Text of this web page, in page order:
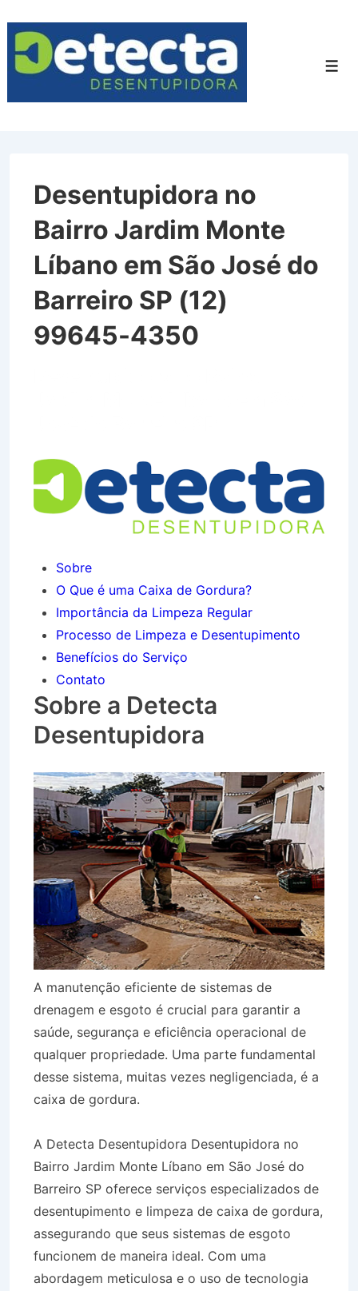
para
Conteúdo
Desentupidora no
Bairro Jardim Monte
Líbano em São José do
Barreiro SP (12)
99645-4350
Sobre
O Que é uma Caixa de Gordura?
Importância da Limpeza Regular
Processo de Limpeza e Desentupimento
Benefícios do Serviço
Contato
Sobre a Detecta
Desentupidora
A manutenção eficiente de sistemas de
drenagem e esgoto é crucial para garantir a
saúde, segurança e eficiência operacional de
qualquer propriedade. Uma parte fundamental
desse sistema, muitas vezes negligenciada, é a
caixa de gordura.
A Detecta Desentupidora Desentupidora no
Bairro Jardim Monte Líbano em São José do
Barreiro SP oferece serviços especializados de
desentupimento e limpeza de caixa de gordura,
assegurando que seus sistemas de esgoto
funcionem de maneira ideal. Com uma
abordagem meticulosa e o uso de tecnologia